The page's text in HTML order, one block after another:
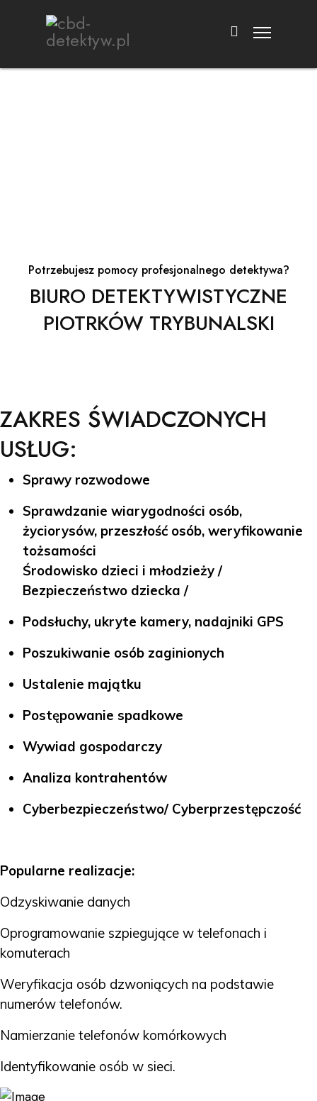
Potrzebujesz pomocy profesjonalnego detektywa?
BIURO DETEKTYWISTYCZNE
PIOTRKÓW TRYBUNALSKI
ZAKRES ŚWIADCZONYCH
USŁUG:
Sprawy rozwodowe
Sprawdzanie wiarygodności osób,
życiorysów, przeszłość osób, weryfikowanie
tożsamości
Środowisko dzieci i młodzieży /
Bezpieczeństwo dziecka /
Podsłuchy, ukryte kamery, nadajniki GPS
Poszukiwanie osób zaginionych
Ustalenie majątku
Postępowanie spadkowe
Wywiad gospodarczy
Analiza kontrahentów
Cyberbezpieczeństwo/ Cyberprzestępczość
Popularne realizacje:
Odzyskiwanie danych
Oprogramowanie szpiegujące w telefonach i
komuterach
Weryfikacja osób dzwoniących na podstawie
numerów telefonów.
Namierzanie telefonów komórkowych
Identyfikowanie osób w sieci.